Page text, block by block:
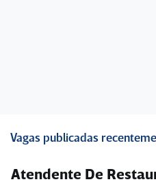
Vagas publicadas
Atendente De